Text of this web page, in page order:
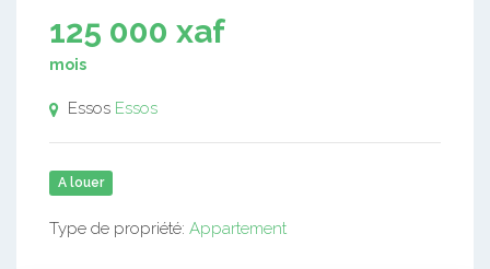
125 000 xaf
mois
Essos Essos
A louer
Type de propriété: Appartement